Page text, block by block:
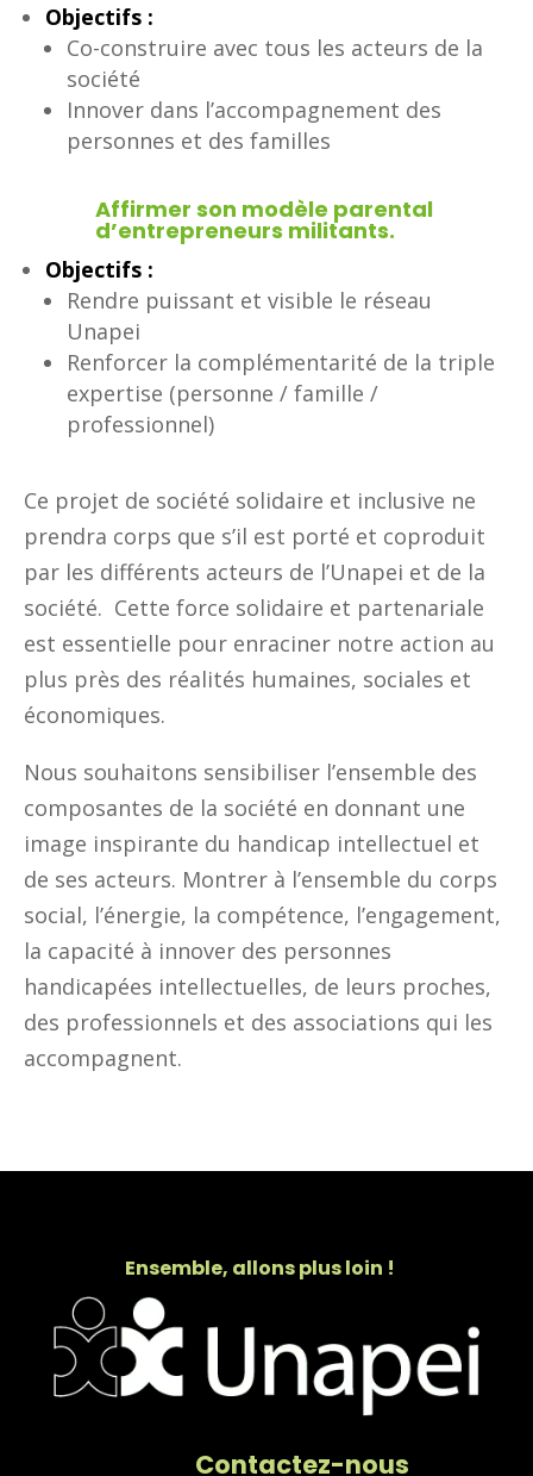
Objectifs :
Co-construire avec tous les acteurs de la
société
Innover dans l’accompagnement des
personnes et des familles
Affirmer son modèle parental
d’entrepreneurs militants.
Objectifs :
Rendre puissant et visible le réseau
Unapei
Renforcer la complémentarité de la triple
expertise (personne / famille /
professionnel)
Ce projet de société solidaire et inclusive ne
prendra corps que s’il est porté et coproduit
par les différents acteurs de l’Unapei et de la
société. Cette force solidaire et partenariale
est essentielle pour enraciner notre action au
plus près des réalités humaines, sociales et
économiques.
Nous souhaitons sensibiliser l’ensemble des
composantes de la société en donnant une
image inspirante du handicap intellectuel et
de ses acteurs. Montrer à l’ensemble du corps
social, l’énergie, la compétence, l’engagement,
la capacité à innover des personnes
handicapées intellectuelles, de leurs proches,
des professionnels et des associations qui les
accompagnent.
Ensemble, allons plus loin !
Contactez-nous